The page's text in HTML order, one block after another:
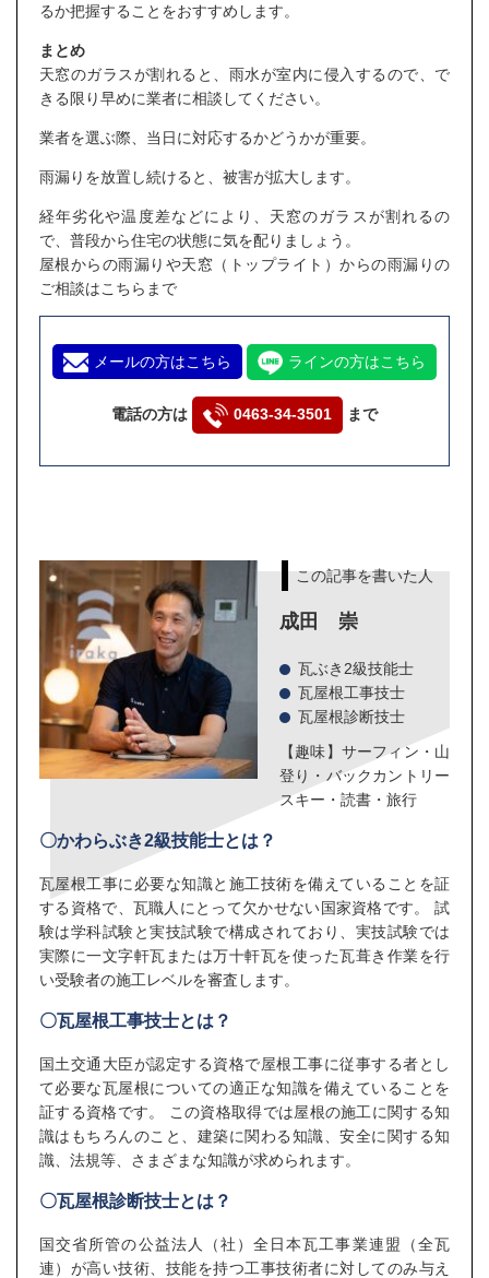
るか把握することをおすすめします。
まとめ
天窓のガラスが割れると、雨水が室内に侵入するので、で
きる限り早めに業者に相談してください。
業者を選ぶ際、当日に対応するかどうかが重要。
雨漏りを放置し続けると、被害が拡大します。
経年劣化や温度差などにより、天窓のガラスが割れるの
で、普段から住宅の状態に気を配りましょう。
屋根からの雨漏りや天窓（トップライト）からの雨漏りの
ご相談はこちらまで
メールの方はこちら ラインの方はこちら
電話の方は 0463-34-3501 まで
この記事を書いた人
成田 崇
瓦ぶき2級技能士
瓦屋根工事技士
瓦屋根診断技士
【趣味】サーフィン・山
登り・バックカントリー
スキー・読書・旅行
〇かわらぶき2級技能士とは？
瓦屋根工事に必要な知識と施工技術を備えていることを証
する資格で、瓦職人にとって欠かせない国家資格です。 試
験は学科試験と実技試験で構成されており、実技試験では
実際に一文字軒瓦または万十軒瓦を使った瓦葺き作業を行
い受験者の施工レベルを審査します。
〇瓦屋根工事技士とは？
国土交通大臣が認定する資格で屋根工事に従事する者とし
て必要な瓦屋根についての適正な知識を備えていることを
証する資格です。 この資格取得では屋根の施工に関する知
識はもちろんのこと、建築に関わる知識、安全に関する知
識、法規等、さまざまな知識が求められます。
〇瓦屋根診断技士とは？
国交省所管の公益法人（社）全日本瓦工事業連盟（全瓦
連）が高い技術、技能を持つ工事技術者に対してのみ与え